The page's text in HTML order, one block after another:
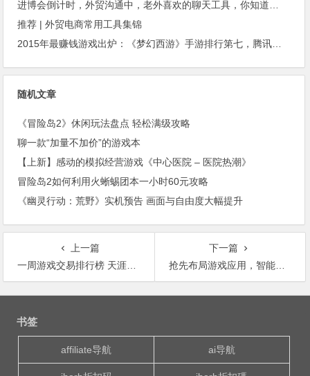
推荐 | 外贸电商常用工具集锦
随机文章
《冒险岛2》休闲玩法盘点 轻松满级攻略
聊一款“加量不加价”的游戏本
【上新】感动的模拟经营游戏《中心医院 – 医院热潮》
冒险岛2如何利用火蜥蜴团本一小时60元攻略
《幽灵行动：荒野》实机预告 画面与自由度大幅提升
上一篇
一周游戏交易排行榜 天涯明月刀势不可挡
下一篇
抢先布局游戏应用，智能应用链SAC打造去中心化BAAS平台
文
书签
affiliate导航 ai导航